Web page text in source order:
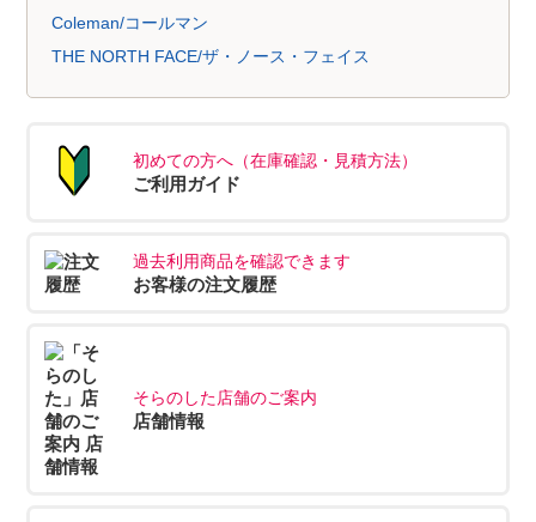
Coleman/コールマン
THE NORTH FACE/ザ・ノース・フェイス
初めての方へ（在庫確認・見積方法）
ご利用ガイド
過去利用商品を確認できます
お客様の注文履歴
そらのした店舗のご案内
店舗情報